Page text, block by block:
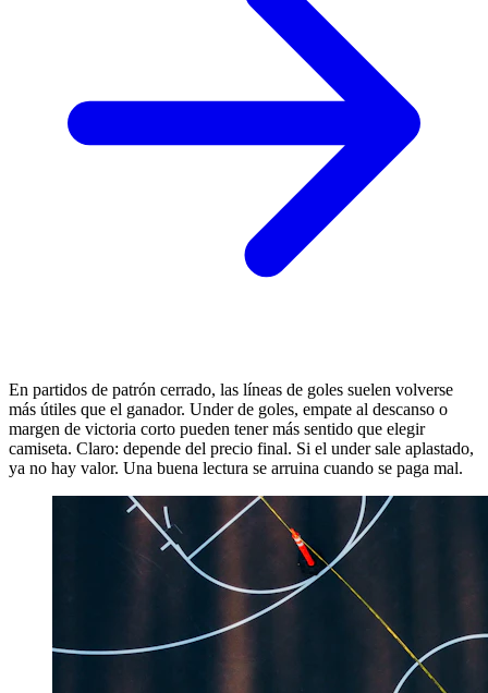
En partidos de patrón cerrado, las líneas de goles suelen volverse
más útiles que el ganador. Under de goles, empate al descanso o
margen de victoria corto pueden tener más sentido que elegir
camiseta. Claro: depende del precio final. Si el under sale aplastado,
ya no hay valor. Una buena lectura se arruina cuando se paga mal.